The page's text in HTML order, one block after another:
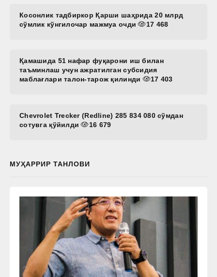
Косонлик тадбиркор Қарши шаҳрида 20 млрд
сўмлик кўнгилочар мажмуа очди
17 468
Қамашида 51 нафар фуқарони иш билан
таъминлаш учун ажратилган субсидия
маблағлари талон-тарож қилинди
17 403
Chevrolet Trecker (Redline) 285 834 080 сўмдан
сотувга қўйилди
16 679
МУҲАРРИР ТАНЛОВИ